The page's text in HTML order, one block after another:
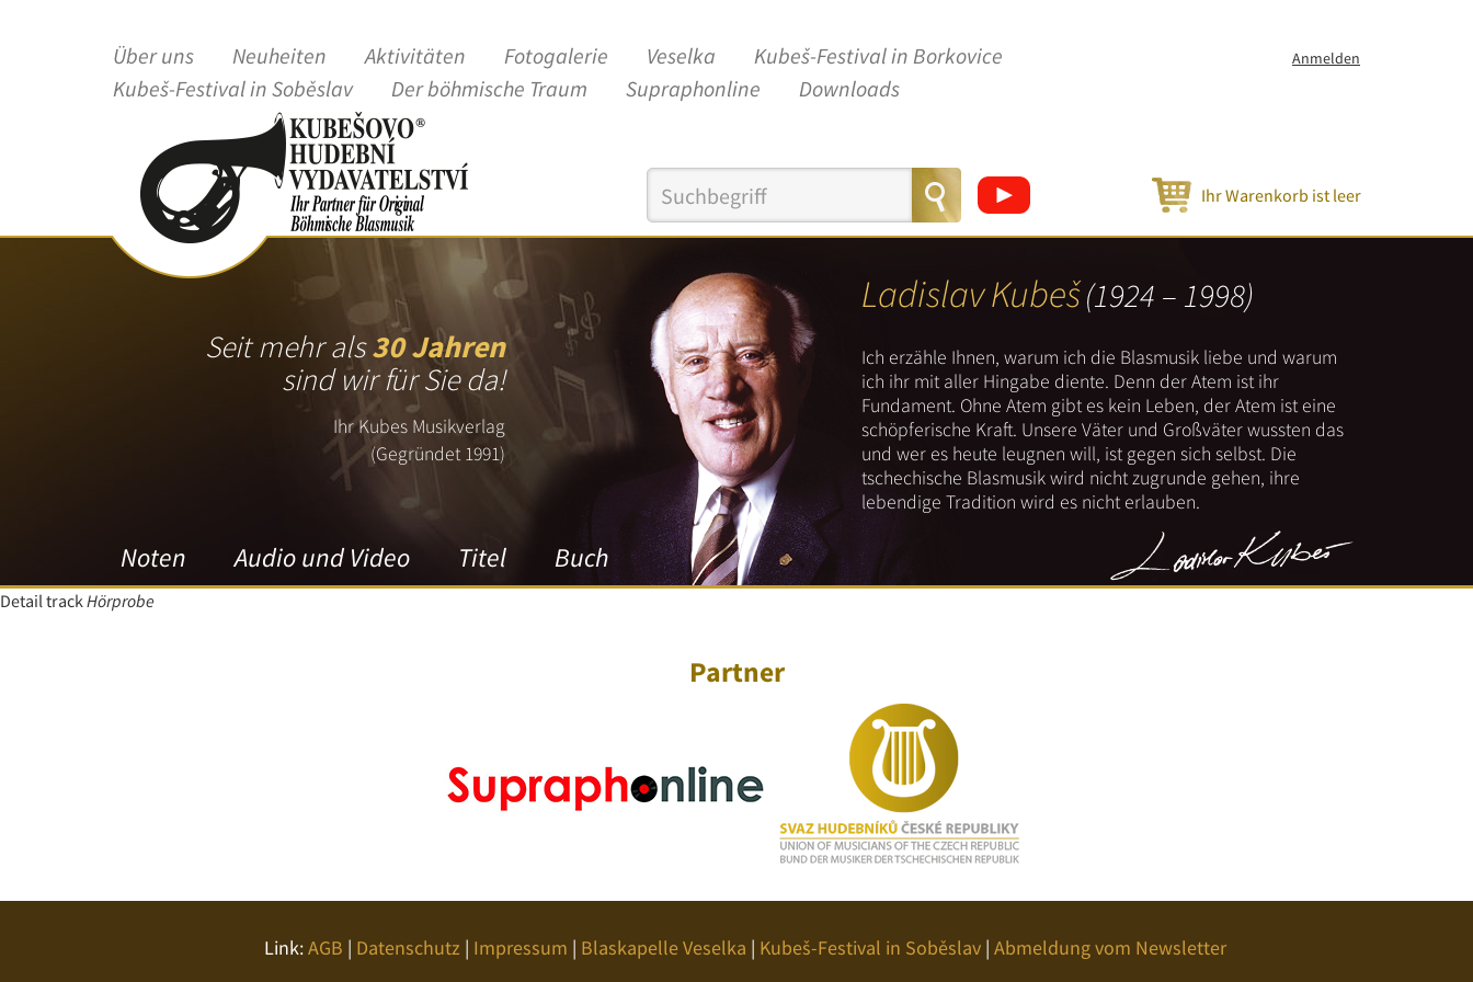
Über uns Neuheiten Aktivitäten Fotogalerie Veselka
Kubeš-Festival in Borkovice
Kubeš-Festival in Soběslav
Der böhmische Traum Supraphonline Downloads
Anmelden
Ihr Warenkorb ist leer
Seit mehr als30 Jahren
sind wir für Sie da!
Ihr Kubes Musikverlag
(Gegründet 1991)
Noten Audio und Video Titel Buch
Ladislav Kubeš(1924 – 1998)
Ich erzähle Ihnen, warum ich die Blasmusik liebe und warum
ich ihr mit aller Hingabe diente. Denn der Atem ist ihr
Fundament. Ohne Atem gibt es kein Leben, der Atem ist eine
schöpferische Kraft. Unsere Väter und Großväter wussten das
und wer es heute leugnen will, ist gegen sich selbst. Die
tschechische Blasmusik wird nicht zugrunde gehen, ihre
lebendige Tradition wird es nicht erlauben.
Detail trackHörprobe
Partner
Link:AGB | Datenschutz | Impressum | Blaskapelle Veselka | Kubeš-Festival in Soběslav | Abmeldung vom Newsletter